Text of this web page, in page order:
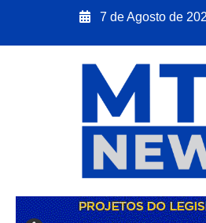
7 de Agosto de